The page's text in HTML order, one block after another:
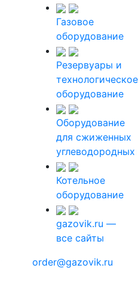
Газовое
оборудование
Резервуары и
технологическое
оборудование
Оборудование
для сжиженных
углеводородных
Котельное
оборудование
gazovik.ru —
все сайты
order@gazovik.ru